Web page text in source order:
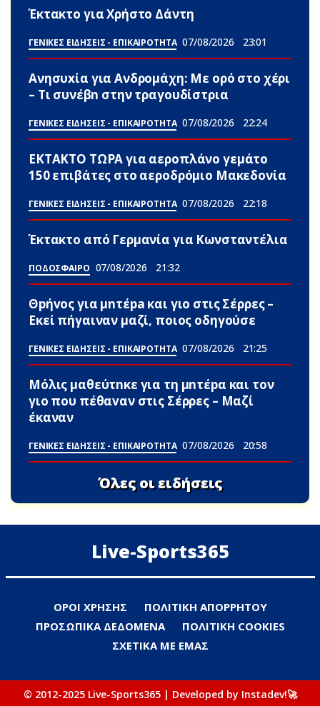
Έκτακτο για Χρήστο Δάντη
ΓΕΝΙΚΕΣ ΕΙΔΗΣΕΙΣ - ΕΠΙΚΑΙΡΟΤΗΤΑ 07/08/2026 23:01
Ανησυxία για Ανδρομάχη: Με ορό στο χέρι
– Τι συνέβn στην τραγουδίστρια
ΓΕΝΙΚΕΣ ΕΙΔΗΣΕΙΣ - ΕΠΙΚΑΙΡΟΤΗΤΑ 07/08/2026 22:24
ΕΚΤΑΚΤΟ ΤΩΡΑ για αεροπλάνο γεμάτο
150 επιβάτες στο αεροδρόμιο Μακεδονία
ΓΕΝΙΚΕΣ ΕΙΔΗΣΕΙΣ - ΕΠΙΚΑΙΡΟΤΗΤΑ 07/08/2026 22:18
Έκτακτο από Γερμανία για Κωνσταντέλια
ΠΟΔΟΣΦΑΙΡΟ 07/08/2026 21:32
Θpήvος για μnτέpa και γιο στις Σέρρες –
Εκεί πήγαιναν μαζί, ποιος οδηγούσε
ΓΕΝΙΚΕΣ ΕΙΔΗΣΕΙΣ - ΕΠΙΚΑΙΡΟΤΗΤΑ 07/08/2026 21:25
Μόλις μαθεύτnκε για τη μnτέpα και τον
γιo που πέθαvαν στις Σέρρες – Μαζί
έκαναν
ΓΕΝΙΚΕΣ ΕΙΔΗΣΕΙΣ - ΕΠΙΚΑΙΡΟΤΗΤΑ 07/08/2026 20:58
Όλες οι ειδήσεις
Live-Sports365
ΟΡΟΙ ΧΡΗΣΗΣ
ΠΟΛΙΤΙΚΗ ΑΠΟΡΡΗΤΟΥ
ΠΡΟΣΩΠΙΚΑ ΔΕΔΟΜΕΝΑ
ΠΟΛΙΤΙΚΗ COOKIES
ΣΧΕΤΙΚΑ ΜΕ ΕΜΑΣ
© 2012-2025 Live-Sports365 | Developed by Instadev!🚀